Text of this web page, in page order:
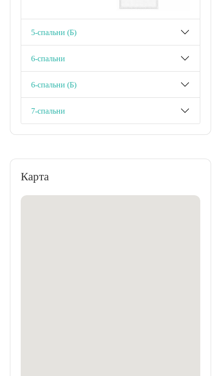
5-спальни (Б)
6-спальни
6-спальни (Б)
7-спальни
Карта